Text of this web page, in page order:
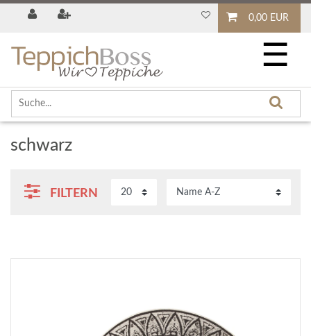
0,00 EUR
☰
schwarz
FILTERN